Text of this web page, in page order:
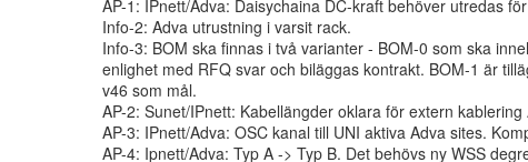
AP-1: IPnett/Adva: Daisychaina DC-kraft behöver utredas
Info-2: Adva utrustning i varsit rack.
Info-3: BOM ska finnas i två varianter - BOM-0 som ska
enlighet med RFQ svar och biläggas kontrakt. BOM-1 är
v46 som mål.
AP-2: Sunet/IPnett: Kabellängder oklara för extern kablering
AP-3: IPnett/Adva: OSC kanal till UNI aktiva Adva sites.
AP-4: Ipnett/Adva: Typ A -> Typ B. Det behövs ny WSS